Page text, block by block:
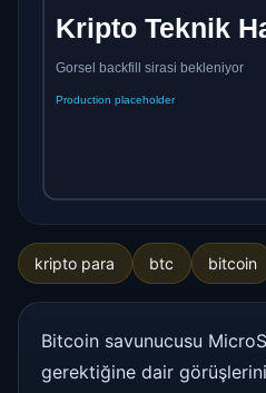
kripto para btc bitcoin
Bitcoin savunucusu
gerektiğine dair